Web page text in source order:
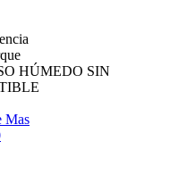
HÚMEDO SIN
Mas